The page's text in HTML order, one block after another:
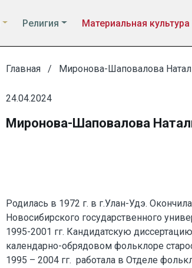
Религия Материальная культура
Главная Миронова-Шаповалова
24.04.2024
Миронова-Шаповалова
Родилась в 1972 г. в г.Улан-Удэ.
Новосибирского государственного
1995-2001 гг. Кандидатскую
календарно-обрядовом фольклоре
1995 – 2004 гг. работала в Отделе